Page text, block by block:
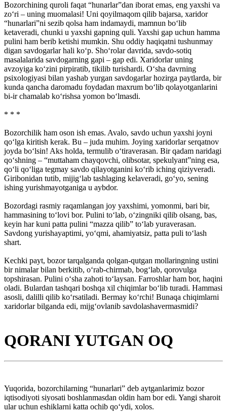
Bozorchining quroli faqat “hunarlar”dan iborat emas, eng yaxshi va
zo‘ri – uning muomalasi! Uni qoyilmaqom qilib bajarsa, xaridor
“hunarlari”ni sezib qolsa ham indamaydi, mamnun bo‘lib
ketaveradi, chunki u yaxshi gapning quli. Yaxshi gap uchun hamma
pulini ham berib ketishi mumkin. Shu oddiy haqiqatni tushunmay
digan savdogarlar hali ko‘p. Sho‘rolar davrida, savdo-sotiq
masalalarida savdogarning gapi – gap edi. Xaridorlar uning
avzoyiga ko‘zini pirpiratib, tikilib turishardi. O‘sha davrning
psixologiyasi bilan yashab yurgan savdogarlar hozirga paytlarda, bir
kunda qancha daromadu foydadan maxrum bo‘lib qolayotganlarini
bi-ir chamalab ko‘rishsa yomon bo‘lmasdi.
* * *
Bozorchilik ham oson ish emas. Avalo, savdo uchun yaxshi joyni
qo‘lga kiritish kerak. Bu – juda muhim. Joying xaridorlar serqatnov
joyda bo‘lsin! Aks holda, termulib o‘tiraverasan. Bir qadam naridagi
qo‘shning – “muttaham chayqovchi, olibsotar, spekulyant”ning esa,
qo‘li qo‘liga tegmay savdo qilayotganini ko‘rib iching qiziyveradi.
Giribonidan tutib, mijig‘lab tashlaging kelaveradi, go‘yo, sening
ishing yurishmayotganiga u aybdor.
Bozordagi rasmiy raqamlangan joy yaxshimi, yomonmi, bari bir,
hammasining to‘lovi bor. Pulini to‘lab, o‘zingniki qilib olsang, bas,
keyin har kuni patta pulini “mazza qilib” to‘lab yuraverasan.
Savdong yurishayaptimi, yo‘qmi, ahamiyatsiz, patta puli to‘lash
shart.
Kechki payt, bozor tarqalganda qolgan-qutgan mollaringning ustini
bir nimalar bilan berkitib, o‘rab-chirmab, bog‘lab, qorovulga
topshirasan. Pulini o‘sha zahoti to‘laysan. Farroshlar ham bor, haqini
oladi. Bulardan tashqari boshqa xil chiqimlar bo‘lib turadi. Hammasi
asosli, dalilli qilib ko‘rsatiladi. Bermay ko‘rchi! Bunaqa chiqimlarni
xaridorlar bilganda edi, mijg‘ovlanib savdolashavermasmidi?
QORANI YUTGAN OQ
Yuqorida, bozorchilarning “hunarlari” deb aytganlarimiz bozor
iqtisodiyoti siyosati boshlanmasdan oldin ham bor edi. Yangi sharoit
ular uchun eshiklarni katta ochib qo‘ydi, xolos.